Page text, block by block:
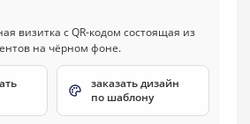
заказать дизайн
по шаблону